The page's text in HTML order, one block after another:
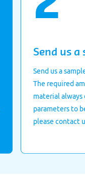
Send us a
Send us a
The required
material always
parameters to
please contact